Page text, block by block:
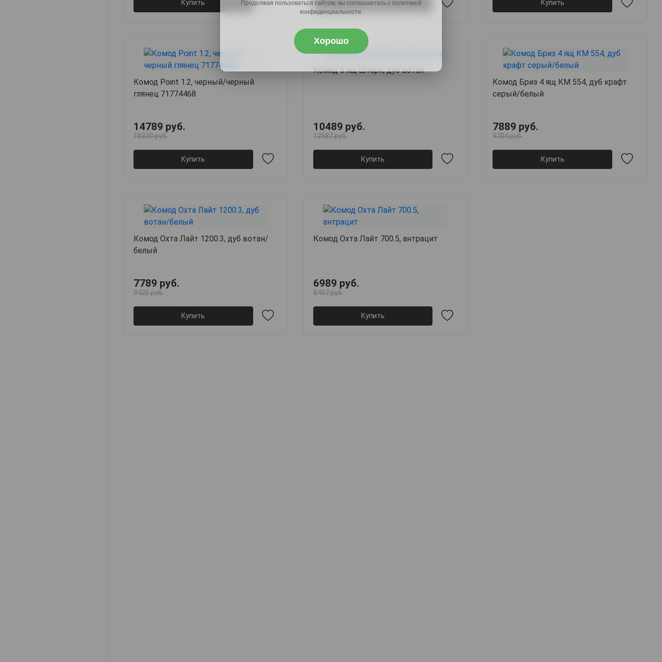
Купить Купить Купить
Комод Point 1.2, черный/черный
глянец 71774468
14789 руб.
18339 руб.
Купить
Комод 5 ящ Штерн, дуб вотан
10489 руб.
12587 руб.
Купить
Комод Бриз 4 ящ КМ 554, дуб крафт
серый/белый
7889 руб.
9704 руб.
Купить
Комод Охта Лайт 1200.3, дуб вотан/
белый
7789 руб.
9425 руб.
Купить
Комод Охта Лайт 700.5, антрацит
6989 руб.
8457 руб.
Купить
Продолжая пользоваться сайтом, вы соглашаетесь с политикой
конфиденциальности.
Хорошо